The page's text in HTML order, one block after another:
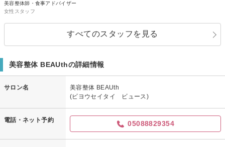
美容整体師・食事アドバイザー
女性スタッフ
すべてのスタッフを見る
美容整体 BEAUthの詳細情報
サロン名
美容整体 BEAUth
(ビヨウセイタイ ビュース)
電話・ネット予約 05088829354